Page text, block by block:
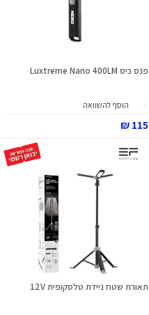
פנס כיס Luxtreme Nano 400LM
הוסף להשוואה
115 ₪
תאורת שטח ניידת טלסקופית 12V